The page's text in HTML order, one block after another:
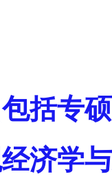
括专
济学